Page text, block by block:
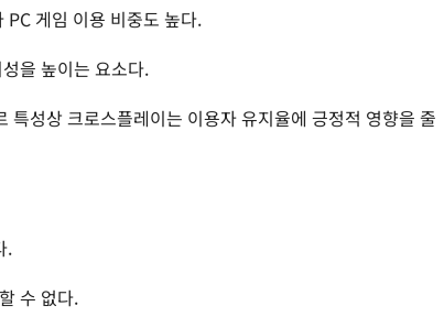
게임 이용 비중도 높다.
을 높이는 요소다.
특성상 크로스플레이는 이용자 유지율에 긍정적 영향을 줄
.
수 없다.